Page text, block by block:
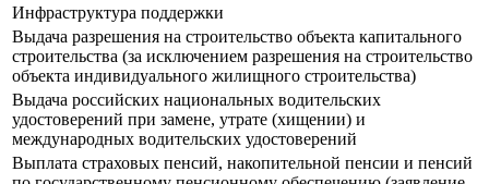
Инфраструктура поддержки
Выдача разрешения на строительство объекта капитального
строительства (за исключением разрешения на строительство
объекта индивидуального жилищного строительства)
Выдача российских национальных водительских
удостоверений при замене, утрате (хищении) и
международных водительских удостоверений
Выплата страховых пенсий, накопительной пенсии и пенсий